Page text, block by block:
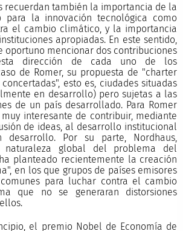
recuerdan también la importancia de la
para la innovación tecnológica como
el cambio climático, y la importancia
apropiadas. En este sentido,
oportuno mencionar dos contribuciones
dirección de cada uno de los
de Romer, su propuesta de "charter
esto es, ciudades situadas
en desarrollo) pero sujetas a las
de un país desarrollado. Para Romer
interesante de contribuir, mediante
de ideas, al desarrollo institucional
Por su parte, Nordhaus,
global del problema del
planteado recientemente la creación
en los que grupos de países emisores
para luchar contra el cambio
que no se generaran distorsiones
el premio Nobel de Economía de